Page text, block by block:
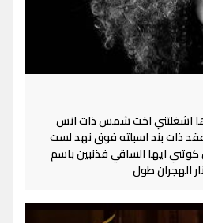
اشغلتني اخت شمس ذات انس
ذات بند اسبلته فوق نهد لست
ايها الساقي فذنبين باسم
الهجران طول